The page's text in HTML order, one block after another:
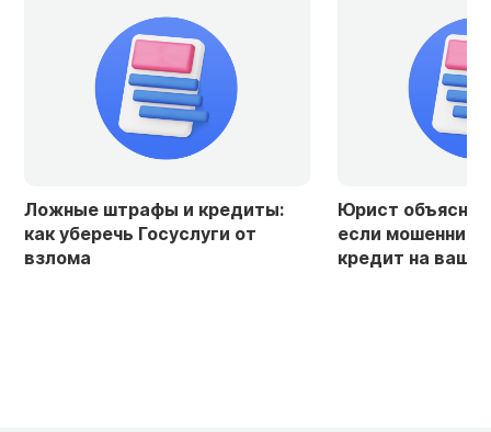
Ложные штрафы и кредиты:
как уберечь Госуслуги от
взлома
Юрист
если
кредит на ваше